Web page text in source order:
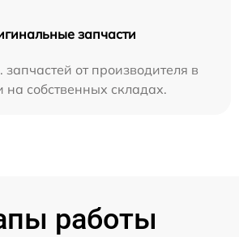
запчасти
запчастей от производителя в
на собственных складах.
работы